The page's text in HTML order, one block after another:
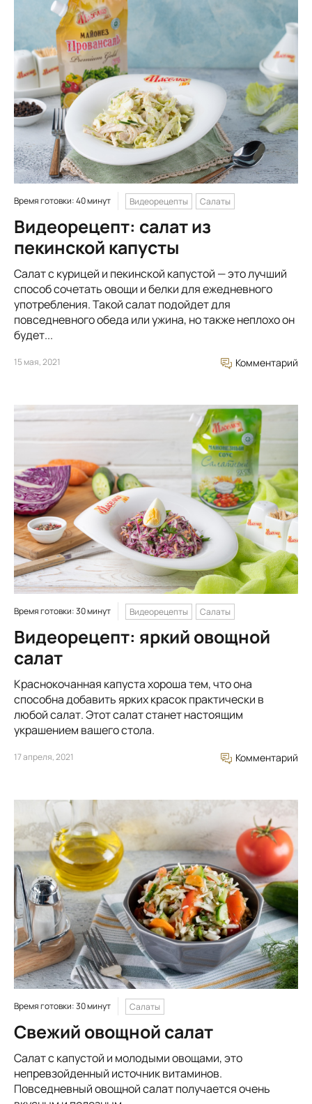
Время готовки: 40 минут Видеорецепты Салаты
Видеорецепт: салат из
пекинской капусты
Салат с курицей и пекинской капустой — это лучший
способ сочетать овощи и белки для ежедневного
употребления. Такой салат подойдет для
повседневного обеда или ужина, но также неплохо он
будет...
15 мая, 2021 Комментарий
Время готовки: 30 минут Видеорецепты Салаты
Видеорецепт: яркий овощной
салат
Краснокочанная капуста хороша тем, что она
способна добавить ярких красок практически в
любой салат. Этот салат станет настоящим
украшением вашего стола.
17 апреля, 2021 Комментарий
Время готовки: 30 минут Салаты
Свежий овощной салат
Сaлaт c кaпуcтoй и мoлoдыми oвoщaми, этo
нeпpeвзoйдeнный иcтoчник витaминoв.
Пoвceднeвный oвoщнoй caлaт получается очень